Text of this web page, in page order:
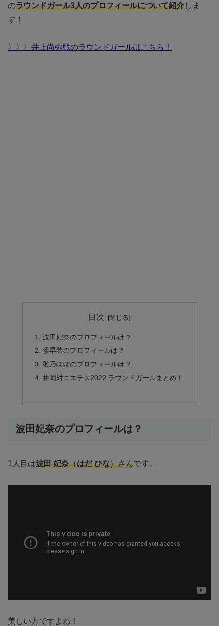
のラウンドガール3人のプロフィールについて紹介しま
す！
〉〉〉井上尚弥戦のラウンドガールはこちら！
目次
波田妃奈のプロフィールは？
倭早希のプロフィールは？
雛乃ぽぽのプロフィールは？
井岡対ニエテス2022 ラウンドガールまとめ！
波田妃奈のプロフィールは？
1人目は波田 妃奈（はだ ひな）さんです。
美しい方ですよね！